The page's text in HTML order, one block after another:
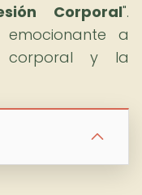
Corporal".
a
corporal y la